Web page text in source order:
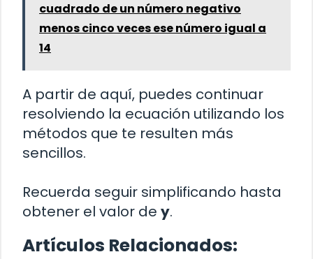
cuadrado de un número negativo
menos cinco veces ese número igual a
14
A partir de aquí, puedes continuar
resolviendo la ecuación utilizando los
métodos que te resulten más
sencillos.
Recuerda seguir simplificando hasta
obtener el valor de y.
Artículos Relacionados: